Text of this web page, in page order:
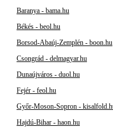
Baranya - bama.hu
Békés - beol.hu
Borsod-Abaúj-Zemplén - boon.hu
Csongrád - delmagyar.hu
Dunaújváros - duol.hu
Fejér - feol.hu
Győr-Moson-Sopron -
Hajdú-Bihar - haon.hu